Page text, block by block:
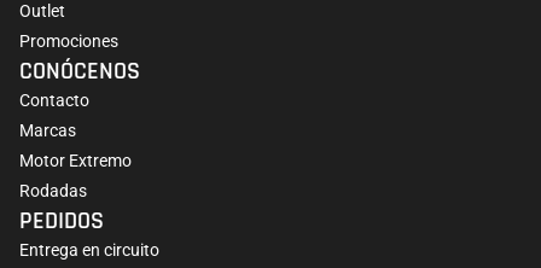
Outlet
Promociones
CONÓCENOS
Contacto
Marcas
Motor Extremo
Rodadas
PEDIDOS
Entrega en circuito